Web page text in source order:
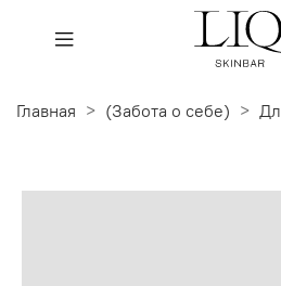
Главная (Забота о себе)